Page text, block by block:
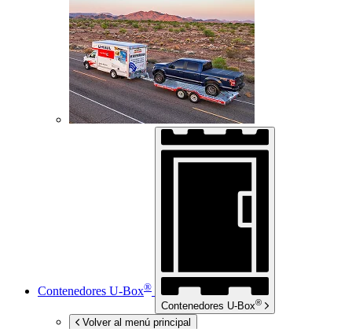
Contenedores U-Box®
Contenedores U-Box®
Volver al menú principal